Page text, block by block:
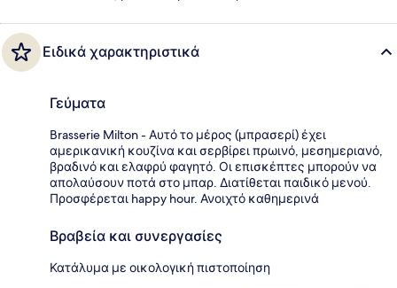
Ειδικά χαρακτηριστικά
Γεύματα
Brasserie Milton - Αυτό το μέρος (μπρασερί) έχει
αμερικανική κουζίνα και σερβίρει πρωινό, μεσημεριανό,
βραδινό και ελαφρύ φαγητό. Οι επισκέπτες μπορούν να
απολαύσουν ποτά στο μπαρ. Διατίθεται παιδικό μενού.
Προσφέρεται happy hour. Ανοιχτό καθημερινά
Βραβεία και συνεργασίες
Κατάλυμα με οικολογική πιστοποίηση